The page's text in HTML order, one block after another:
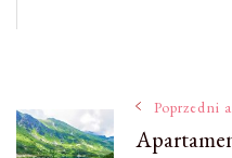
NawigacjaPoprzedni